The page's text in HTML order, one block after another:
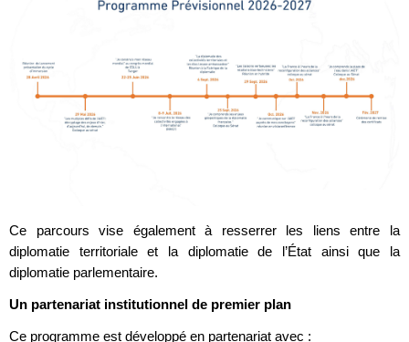
Ce parcours vise également à resserrer les liens entre la
diplomatie territoriale et la diplomatie de l’État ainsi que la
diplomatie parlementaire.
Un partenariat institutionnel de premier plan
Ce programme est développé en partenariat avec :